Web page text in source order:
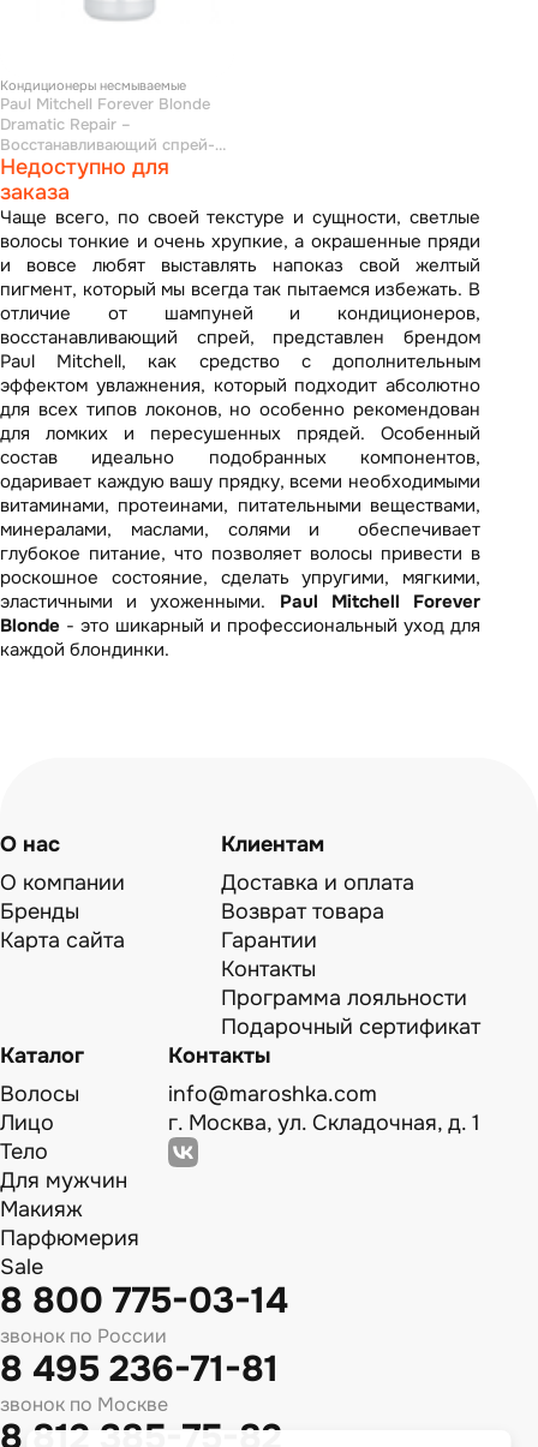
Кондиционеры несмываемые
Paul Mitchell Forever Blonde
Dramatic Repair –
Восстанавливающий спрей-
кондиционер 25 мл
Недоступно для
заказа
Чаще всего, по своей текстуре и сущности, светлые
волосы тонкие и очень хрупкие, а окрашенные пряди
и вовсе любят выставлять напоказ свой желтый
пигмент, который мы всегда так пытаемся избежать. В
отличие от шампуней и кондиционеров,
восстанавливающий спрей, представлен брендом
Paul Mitchell, как средство с дополнительным
эффектом увлажнения, который подходит абсолютно
для всех типов локонов, но особенно рекомендован
для ломких и пересушенных прядей. Особенный
состав идеально подобранных компонентов,
одаривает каждую вашу прядку, всеми необходимыми
витаминами, протеинами, питательными веществами,
минералами, маслами, солями и обеспечивает
глубокое питание, что позволяет волосы привести в
роскошное состояние, сделать упругими, мягкими,
эластичными и ухоженными. Paul Mitchell Forever
Blonde - это шикарный и профессиональный уход для
каждой блондинки.
О нас
О компании
Бренды
Карта сайта
Клиентам
Доставка и оплата
Возврат товара
Гарантии
Контакты
Программа лояльности
Подарочный сертификат
Каталог
Волосы
Лицо
Тело
Для мужчин
Макияж
Парфюмерия
Sale
Контакты
info@maroshka.com
г. Москва, ул. Складочная, д. 1
8 800 775-03-14
звонок по России
8 495 236-71-81
звонок по Москве
8 812 385-75-82